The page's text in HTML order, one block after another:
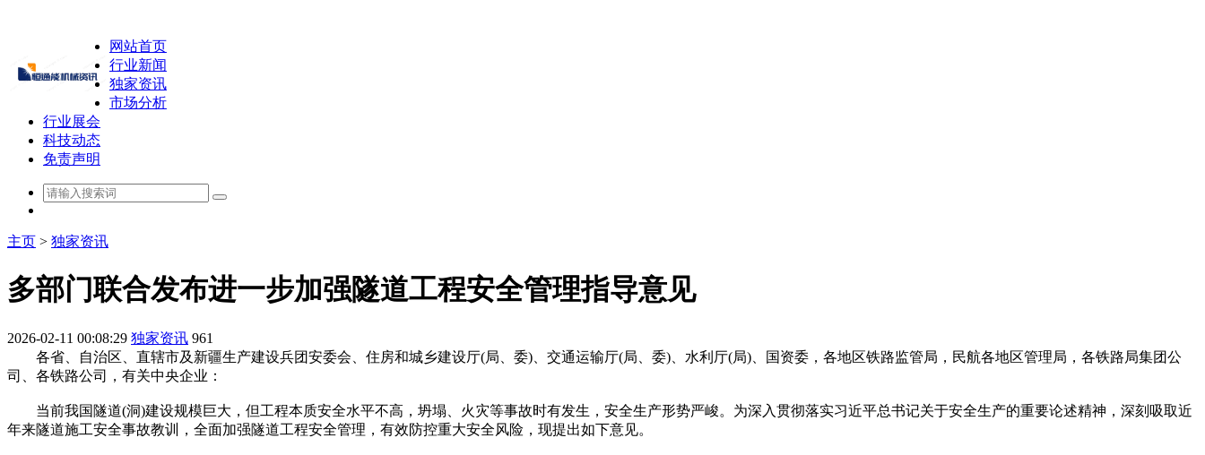
网站首页
行业新闻
独家资讯
市场分析
行业展会
科技动态
免责声明
主页 > 独家资讯
多部门联合发布进一步加强隧道工程安全管理指导意见
2026-02-11 00:08:29 独家资讯 961
各省、自治区、直辖市及新疆生产建设兵团安委会、住房和城乡建设厅(局、委)、交通运输厅(局、委)、水利厅(局)、国资委，各地区铁路监管局，民航各地区管理局，各铁路局集团公
司、各铁路公司，有关中央企业：
当前我国隧道(洞)建设规模巨大，但工程本质安全水平不高，坍塌、火灾等事故时有发生，安全生产形势严峻。为深入贯彻落实习近平总书记关于安全生产的重要论述精神，深刻吸取近
年来隧道施工安全事故教训，全面加强隧道工程安全管理，有效防控重大安全风险，现提出如下意见。